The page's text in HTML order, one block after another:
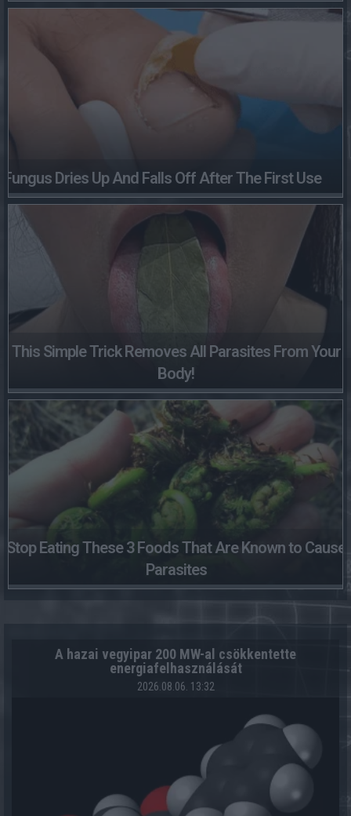
Fungus Dries Up And Falls Off After The First Use
This Simple Trick Removes All Parasites From Your
Body!
Stop Eating These 3 Foods That Are Known to Cause
Parasites
A hazai vegyipar 200 MW-al csökkentette
energiafelhasználását
2026.08.06. 13:32